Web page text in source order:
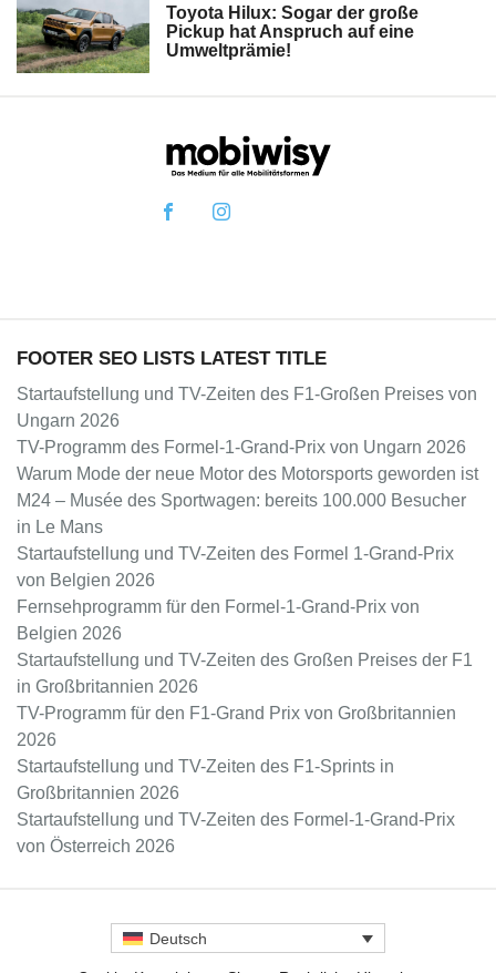
Toyota Hilux: Sogar der große
Pickup hat Anspruch auf eine
Umweltprämie!
FOOTER SEO LISTS LATEST TITLE
Startaufstellung und TV-Zeiten des F1-Großen Preises von
Ungarn 2026
TV-Programm des Formel-1-Grand-Prix von Ungarn 2026
Warum Mode der neue Motor des Motorsports geworden ist
M24 – Musée des Sportwagen: bereits 100.000 Besucher
in Le Mans
Startaufstellung und TV-Zeiten des Formel 1-Grand-Prix
von Belgien 2026
Fernsehprogramm für den Formel-1-Grand-Prix von
Belgien 2026
Startaufstellung und TV-Zeiten des Großen Preises der F1
in Großbritannien 2026
TV-Programm für den F1-Grand Prix von Großbritannien
2026
Startaufstellung und TV-Zeiten des F1-Sprints in
Großbritannien 2026
Startaufstellung und TV-Zeiten des Formel-1-Grand-Prix
von Österreich 2026
Deutsch